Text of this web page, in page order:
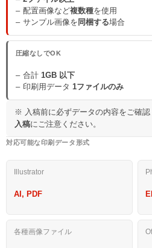
配置画像など複数種を使用
サンプル画像を 同梱する場合
圧縮なしでOK
合計 1GB 以下
印刷用データ 1ファイルのみ
※ 入稿前に必ずデータの内容をご確認
入稿にご注意ください。
対応可能な印刷データ形式
Illustrator
AI, PDF
各種画像ファイル